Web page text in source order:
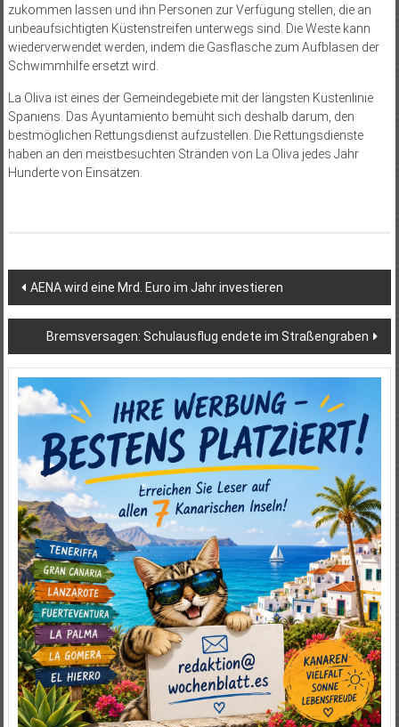
zukommen lassen und ihn Personen zur Verfügung stellen, die an
unbeaufsichtigten Küstenstreifen unterwegs sind. Die Weste kann
wiederverwendet werden, indem die Gasflasche zum Aufblasen der
Schwimmhilfe ersetzt wird.
La Oliva ist eines der Gemeindegebiete mit der längsten Küstenlinie
Spaniens. Das Ayuntamiento bemüht sich deshalb darum, den
bestmöglichen Rettungsdienst aufzustellen. Die Rettungsdienste
haben an den meistbesuchten Stränden von La Oliva jedes Jahr
Hunderte von Einsätzen.
Beitragsnavigation
AENA wird eine Mrd. Euro im Jahr investieren
Bremsversagen: Schulausflug endete im Straßengraben